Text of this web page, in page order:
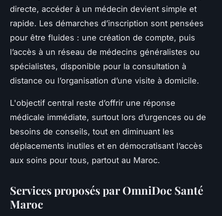
directe, accéder à un médecin devient simple et
rapide. Les démarches d’inscription sont pensées
pour être fluides : une création de compte, puis
l’accès à un réseau de médecins généralistes ou
spécialistes, disponible pour la consultation à
distance ou l’organisation d’une visite à domicile.
L'objectif central reste d’offrir une réponse
médicale immédiate, surtout lors d’urgences ou de
besoins de conseils, tout en diminuant les
déplacements inutiles et en démocratisant l’accès
aux soins pour tous, partout au Maroc.
Services proposés par OmniDoc Santé
Maroc